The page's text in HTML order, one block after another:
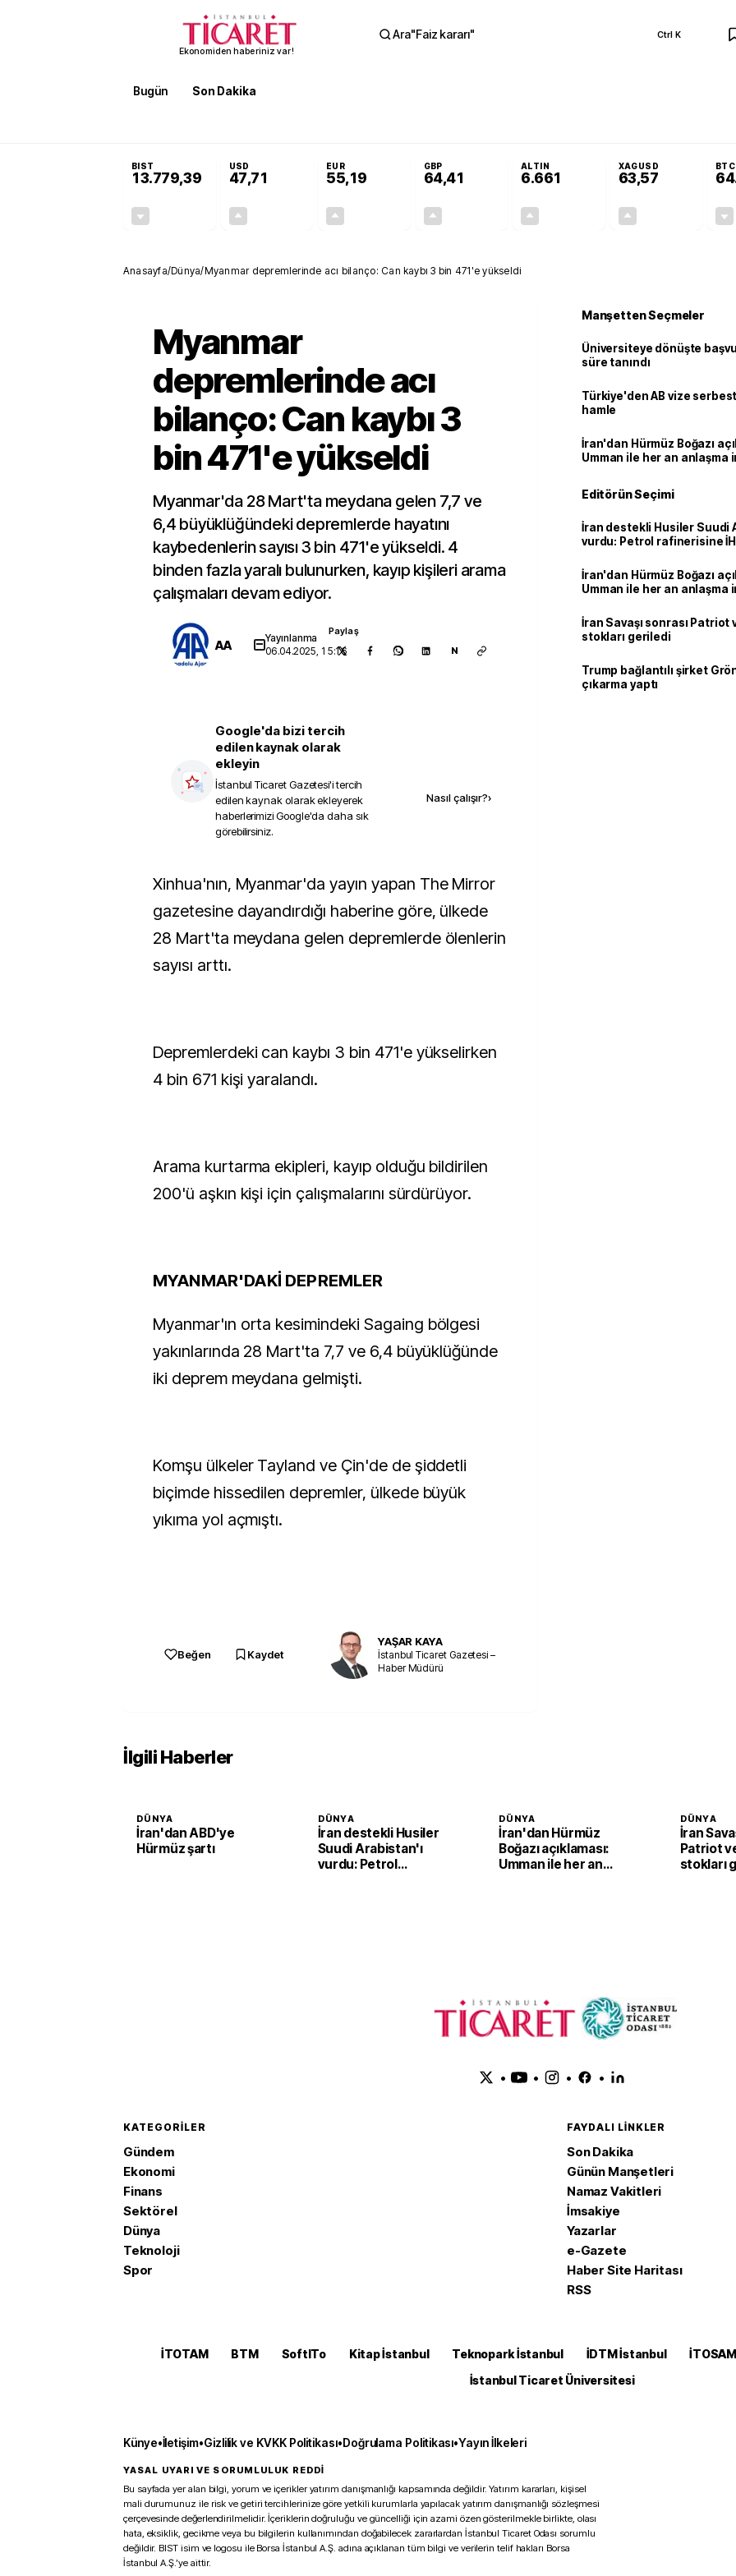
Ekonomiden haberiniz var!
Ara"Faiz kararı" Ctrl K
Bugün Son Dakika
BIST
13.779,39
USD
47,71
EUR
55,19
GBP
64,41
ALTIN
6.661
XAGUSD
63,57
BTC
Anasayfa/Dünya/Myanmar depremlerinde acı bilanço: Can kaybı 3 bin 471'e yükseldi
Myanmar
depremlerinde acı
bilanço: Can kaybı 3
bin 471'e yükseldi
Myanmar'da 28 Mart'ta meydana gelen 7,7 ve
6,4 büyüklüğündeki depremlerde hayatını
kaybedenlerin sayısı 3 bin 471'e yükseldi. 4
binden fazla yaralı bulunurken, kayıp kişileri arama
çalışmaları devam ediyor.
AA
Yayınlanma
06.04.2025, 15:16
Paylaş
N
Google'da bizi tercih
edilen kaynak olarak
ekleyin
İstanbul Ticaret Gazetesi'i tercih
edilen kaynak olarak ekleyerek
haberlerimizi Google'da daha sık
görebilirsiniz.
Nasıl çalışır?›
Xinhua'nın, Myanmar'da yayın yapan The Mirror
gazetesine dayandırdığı haberine göre, ülkede
28 Mart'ta meydana gelen depremlerde ölenlerin
sayısı arttı.
Depremlerdeki can kaybı 3 bin 471'e yükselirken
4 bin 671 kişi yaralandı.
Arama kurtarma ekipleri, kayıp olduğu bildirilen
200'ü aşkın kişi için çalışmalarını sürdürüyor.
MYANMAR'DAKİ DEPREMLER
Myanmar'ın orta kesimindeki Sagaing bölgesi
yakınlarında 28 Mart'ta 7,7 ve 6,4 büyüklüğünde
iki deprem meydana gelmişti.
Komşu ülkeler Tayland ve Çin'de de şiddetli
biçimde hissedilen depremler, ülkede büyük
yıkıma yol açmıştı.
Beğen Kaydet
YAŞAR KAYA
İstanbul Ticaret Gazetesi –
Haber Müdürü
Manşetten Seçmeler
Üniversiteye dönüşte
süre tanındı
Türkiye'den AB vize
hamle
İran'dan Hürmüz Boğazı
Umman ile her an anlaşma
Editörün Seçimi
İran destekli Husiler Suudi
vurdu: Petrol rafinerisine
İran'dan Hürmüz Boğazı
Umman ile her an anlaşma
İran Savaşı sonrası Patriot
stokları geriledi
Trump bağlantılı şirket
çıkarma yaptı
İlgili Haberler
DÜNYA
İran'dan ABD'ye
Hürmüz şartı
DÜNYA
İran destekli Husiler
Suudi Arabistan'ı
vurdu: Petrol
DÜNYA
İran'dan Hürmüz
Boğazı açıklaması:
Umman ile her an
DÜNYA
İran
Patriot
stokları
• • • •
KATEGORILER
Gündem
Ekonomi
Finans
Sektörel
Dünya
Teknoloji
Spor
FAYDALI LINKLER
Son Dakika
Günün Manşetleri
Namaz Vakitleri
İmsakiye
Yazarlar
e-Gazete
Haber Site Haritası
RSS
İTOTAM BTM SoftITo Kitap İstanbul Teknopark İstanbul İDTM İstanbul İTOSAM
İstanbul Ticaret Üniversitesi
Künye•İletişim•Gizlilik ve KVKK Politikası•Doğrulama Politikası•Yayın İlkeleri
YASAL UYARI VE SORUMLULUK REDDİ
Bu sayfada yer alan bilgi, yorum ve içerikler yatırım danışmanlığı kapsamında değildir. Yatırım kararları, kişisel
mali durumunuz ile risk ve getiri tercihlerinize göre yetkili kurumlarla yapılacak yatırım danışmanlığı sözleşmesi
çerçevesinde değerlendirilmelidir. İçeriklerin doğruluğu ve güncelliği için azami özen gösterilmekle birlikte, olası
hata, eksiklik, gecikme veya bu bilgilerin kullanımından doğabilecek zararlardan İstanbul Ticaret Odası sorumlu
değildir. BIST isim ve logosu ile Borsa İstanbul A.Ş. adına açıklanan tüm bilgi ve verilerin telif hakları Borsa
İstanbul A.Ş.’ye aittir.